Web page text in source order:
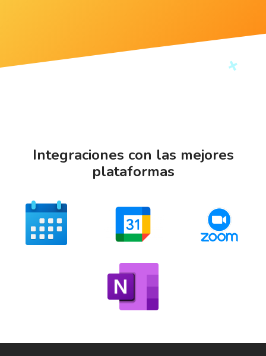
Integraciones con las mejores
plataformas